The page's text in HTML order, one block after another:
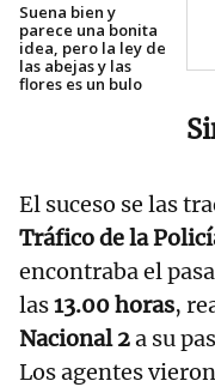
Suena bien y
parece una bonita
idea, pero la ley de
las abejas y las
flores es un bulo
El suceso se las
Tráfico de la
encontraba el
las13.00 horas,
Nacional 2a su
Los agentes